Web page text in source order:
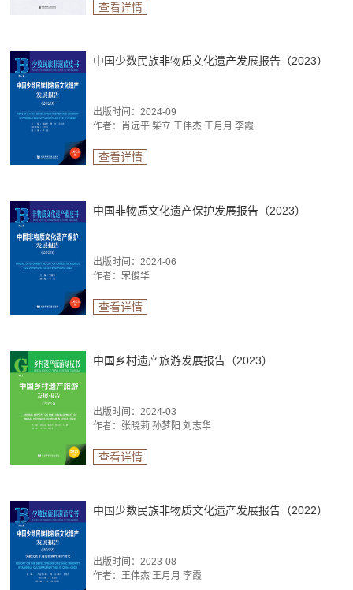
查看详情
中国少数民族非物质文化遗产发展报告（2023）
出版时间：2024-09
作者：肖远平 柴立 王伟杰 王月月 李霞
查看详情
中国非物质文化遗产保护发展报告（2023）
出版时间：2024-06
作者：宋俊华
查看详情
中国乡村遗产旅游发展报告（2023）
出版时间：2024-03
作者：张晓莉 孙梦阳 刘志华
查看详情
中国少数民族非物质文化遗产发展报告（2022）
出版时间：2023-08
作者：王伟杰 王月月 李霞